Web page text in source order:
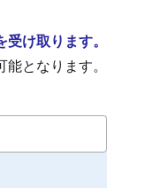
け取ります。
となります。